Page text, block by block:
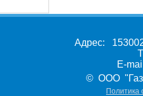
Адрес:
E-
© ООО
Политика